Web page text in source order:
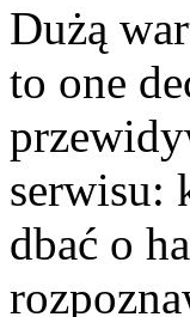
Dużą
to one
serwisu:
dbać o